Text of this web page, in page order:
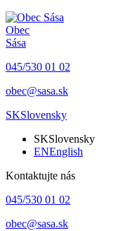
Obec
Sása
045/530 01 02
obec@sasa.sk
SKSlovensky
SKSlovensky
ENEnglish
Kontaktujte nás
045/530 01 02
obec@sasa.sk